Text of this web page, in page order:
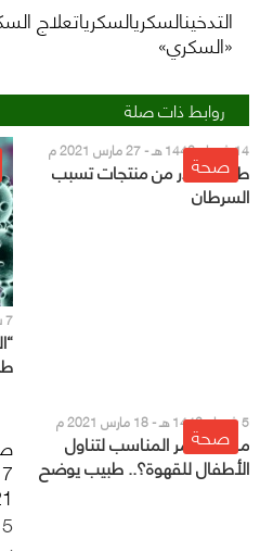
«السكري»
روابط ذات صلة
صحة14 شعبان 1442 هـ - 27 مارس 2021 م
طبيب يحذر من منتجات تسبب
السرطان
7 شعبان 1442 هـ - 20 مارس 2021 م
صحة 5 شعبان 1442 هـ - 18 مارس 2021 م
ما هو العمر المناسب لتناول
الأطفال للقهوة؟.. طبيب يوضح